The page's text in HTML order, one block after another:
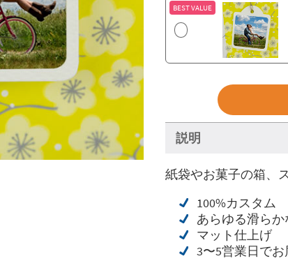
BEST VALUE
説明
紙袋やお菓子の箱、
100%カスタム
あらゆる滑ら
マット仕上げ
3〜5営業日で